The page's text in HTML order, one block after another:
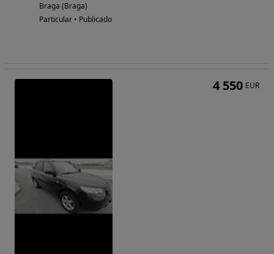
Braga (Braga)
Particular • Publicado
4 550 EUR